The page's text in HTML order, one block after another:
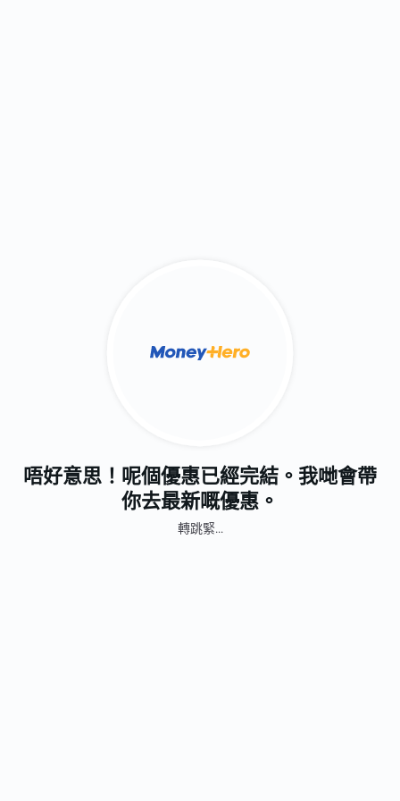
唔好意思！呢個優惠已經完結。我哋會帶
你去最新嘅優惠。
轉跳緊...